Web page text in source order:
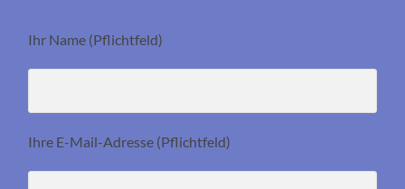
Ihr Name (Pflichtfeld)
Ihre E-Mail-Adresse (Pflichtfeld)